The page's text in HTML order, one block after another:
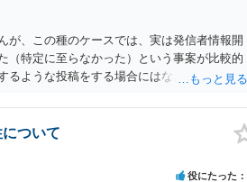
が、この種のケースでは、実は発信者情報開
（特定に至らなかった）という事案が比較的
るような投稿をする場合にはなおさら）。
ついて
役にたった